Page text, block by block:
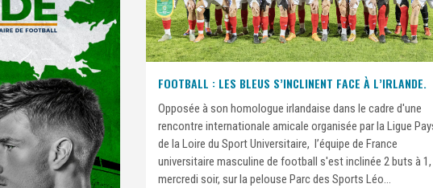
FOOTBALL : LES BLEUS S’INCLINENT FACE À L’IRLANDE.
Opposée à son homologue irlandaise dans le cadre d'une
rencontre internationale amicale organisée par la Ligue
de la Loire du Sport Universitaire, l’équipe de France
universitaire masculine de football s'est inclinée 2 buts à 1,
mercredi soir, sur la pelouse Parc des Sports Léo...